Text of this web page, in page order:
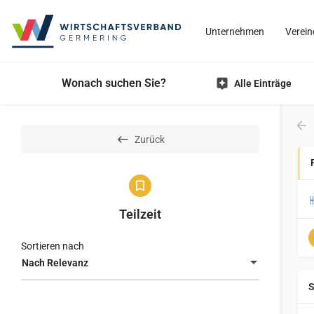
Unternehmen
Wonach suchen Sie? Alle Einträge
Zurück
Teilzeit
Nach Relevanz
Sortieren nach